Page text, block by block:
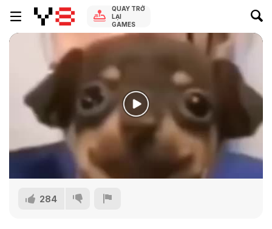
QUAY TRỞ
LẠI
GAMES
284